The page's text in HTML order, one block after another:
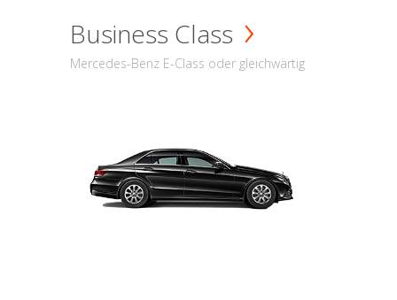
Business Class
Mercedes-Benz E-Class oder gleichwärtig